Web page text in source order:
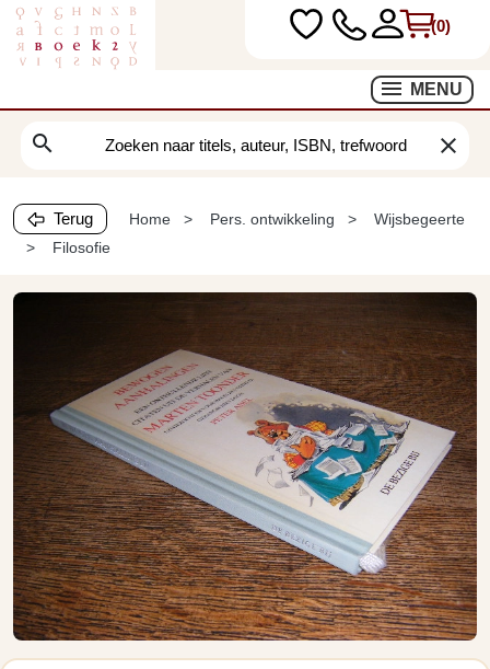
(0)
MENU
search clear
Terug Home Pers. ontwikkeling
Wijsbegeerte
Filosofie